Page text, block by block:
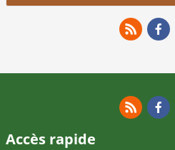
Accès rapide